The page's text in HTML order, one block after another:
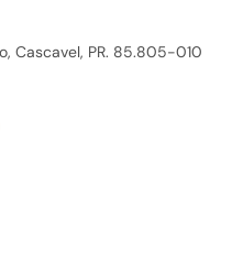
Cascavel, PR. 85.805-010